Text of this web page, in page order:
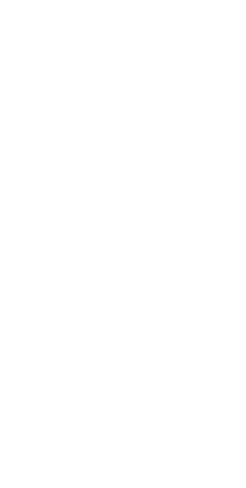
и кнопку DPI).